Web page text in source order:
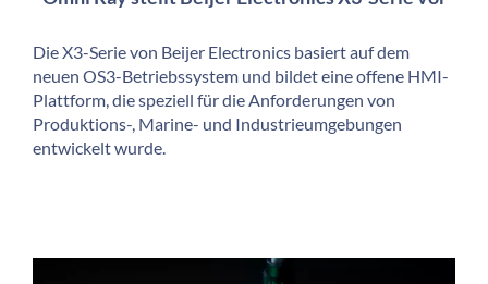
Die X3-Serie von Beijer Electronics basiert auf dem
neuen OS3-Betriebssystem und bildet eine offene HMI-
Plattform, die speziell für die Anforderungen von
Produktions-, Marine- und Industrieumgebungen
entwickelt wurde.